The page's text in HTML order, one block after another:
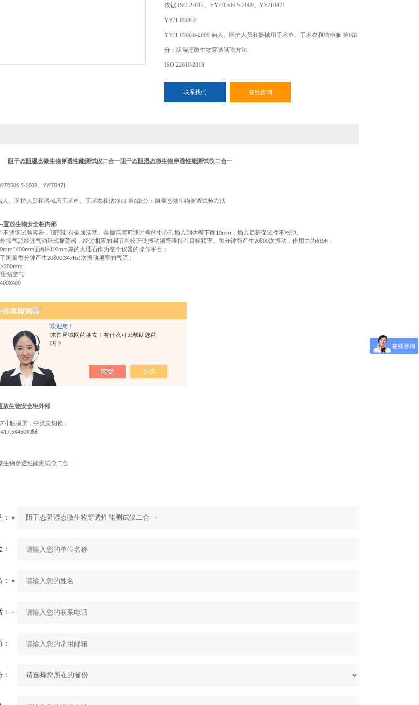
欢迎您！
来自局域网的朋友！有什么可以帮助您的
吗？
依据 ISO 22612、YY/T0506.5-2009、YY/T0471
YY/T 0506.2
YY/T 0506.6-2009 病人、医护人员和器械用手术单、手术衣和洁净服 第6部
分：阻湿态微生物穿透试验方法
ISO 22610-2018
联系我们 在线咨询
阻干态阻湿态微生物穿透性能测试仪二合一阻干态阻湿态微生物穿透性能测试仪二合一
T0506.5-2009、 YY/T0471
人、医护人员和器械用手术单、手术衣和洁净服 第6部分：阻湿态微生物穿透试验方法
置放生物安全柜内部
不锈钢试验容器，顶部带有金属活塞。金属活塞可通过盖的中心孔插入到达盖下面10mm ，插入后确保试件不松弛。
接气源经过气动球式振荡器，经过相应的调节和校正使振动频率维持在目标频率。每分钟能产生20800次振动，作用力为650N ；
面积和10mm厚的大理石作为整个仪器的操作平台 ；
测量每分钟产生20800(347Hz)次振动频率的气流 ；
压缩空气;
400X400
置放生物安全柜内部
± 1)rpm
99.99min
(800±1)g
9cm，高 4cm
置 140mm琼脂培养皿
钢,试验指可拆卸，头部为半径
的抛光半球体
430X400mm;
放生物安全柜外部
7寸触摸屏，中英文切换；
417.5X450X386
：